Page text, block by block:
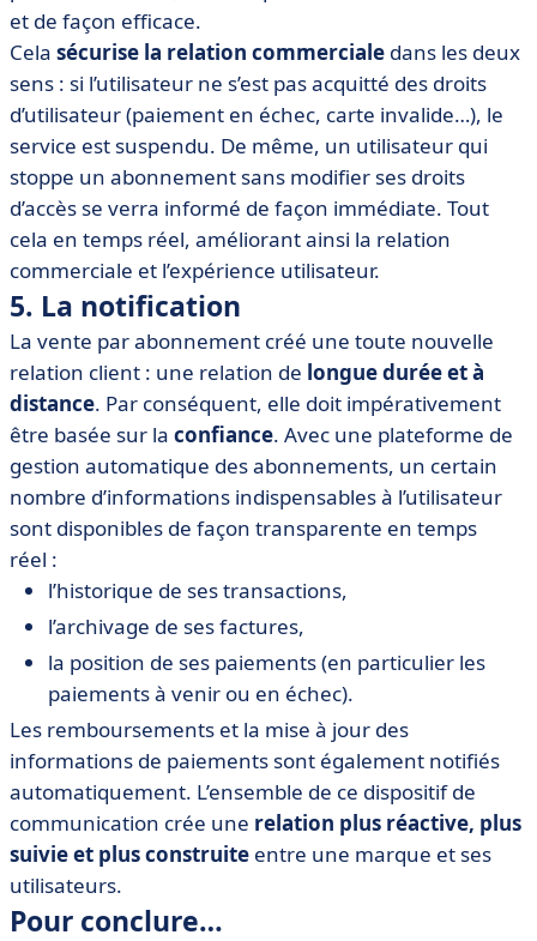
et de façon efficace.
Cela sécurise la relation commerciale dans les deux
sens : si l’utilisateur ne s’est pas acquitté des droits
d’utilisateur (paiement en échec, carte invalide…), le
service est suspendu. De même, un utilisateur qui
stoppe un abonnement sans modifier ses droits
d’accès se verra informé de façon immédiate. Tout
cela en temps réel, améliorant ainsi la relation
commerciale et l’expérience utilisateur.
5. La notification
La vente par abonnement créé une toute nouvelle
relation client : une relation de longue durée et à
distance. Par conséquent, elle doit impérativement
être basée sur la confiance. Avec une plateforme de
gestion automatique des abonnements, un certain
nombre d’informations indispensables à l’utilisateur
sont disponibles de façon transparente en temps
réel :
l’historique de ses transactions,
l’archivage de ses factures,
la position de ses paiements (en particulier les
paiements à venir ou en échec).
Les remboursements et la mise à jour des
informations de paiements sont également notifiés
automatiquement. L’ensemble de ce dispositif de
communication crée une relation plus réactive, plus
suivie et plus construite entre une marque et ses
utilisateurs.
Pour conclure…